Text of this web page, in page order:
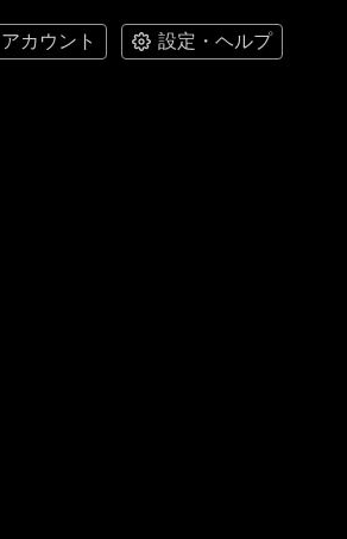
アカウント 設定・ヘルプ